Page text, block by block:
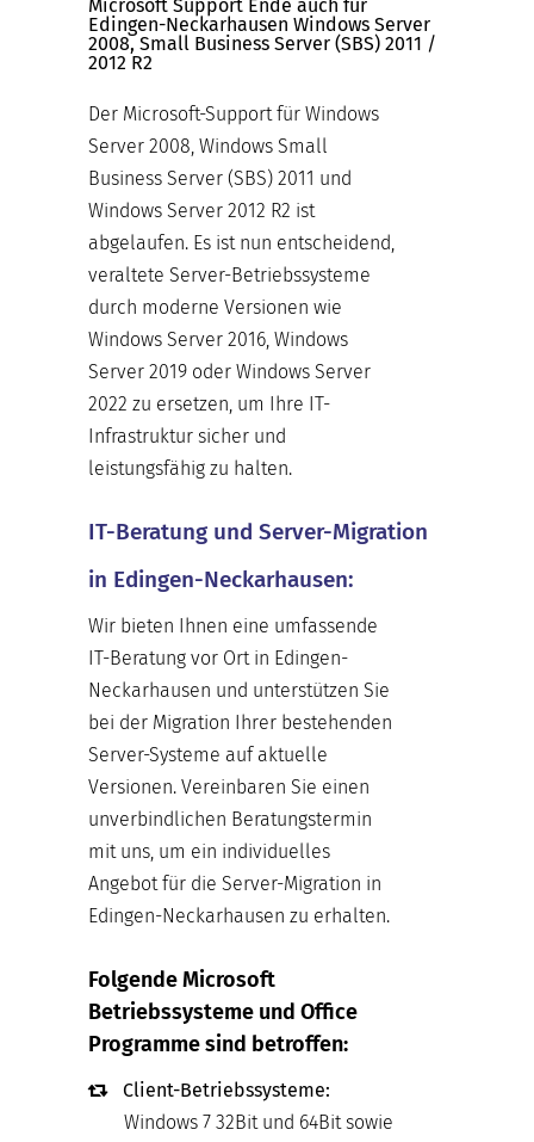
Microsoft Support Ende auch für
Edingen-Neckarhausen Windows Server
2008, Small Business Server (SBS) 2011 /
2012 R2
Der Microsoft-Support für Windows
Server 2008, Windows Small
Business Server (SBS) 2011 und
Windows Server 2012 R2 ist
abgelaufen. Es ist nun entscheidend,
veraltete Server-Betriebssysteme
durch moderne Versionen wie
Windows Server 2016, Windows
Server 2019 oder Windows Server
2022 zu ersetzen, um Ihre IT-
Infrastruktur sicher und
leistungsfähig zu halten.
IT-Beratung und Server-Migration
in Edingen-Neckarhausen:
Wir bieten Ihnen eine umfassende
IT-Beratung vor Ort in Edingen-
Neckarhausen und unterstützen Sie
bei der Migration Ihrer bestehenden
Server-Systeme auf aktuelle
Versionen. Vereinbaren Sie einen
unverbindlichen Beratungstermin
mit uns, um ein individuelles
Angebot für die Server-Migration in
Edingen-Neckarhausen zu erhalten.
Folgende Microsoft
Betriebssysteme und Office
Programme sind betroffen:
Client-Betriebssysteme:
Windows 7 32Bit und 64Bit sowie